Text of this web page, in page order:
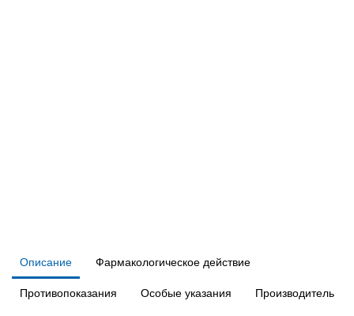
Описание Фармакологическое действие
Противопоказания Особые указания Производитель